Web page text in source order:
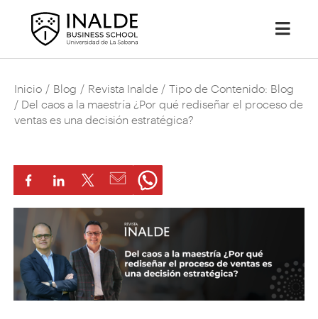
Inicio / Blog / Revista Inalde / Tipo de Contenido: Blog
/ Del caos a la maestría ¿Por qué rediseñar el proceso de
ventas es una decisión estratégica?